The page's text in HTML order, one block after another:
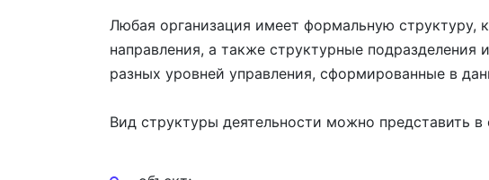
Любая организация имеет формальную структуру,
направления, а также структурные
разных уровней управления, сформированные в
Вид структуры деятельности можно представить